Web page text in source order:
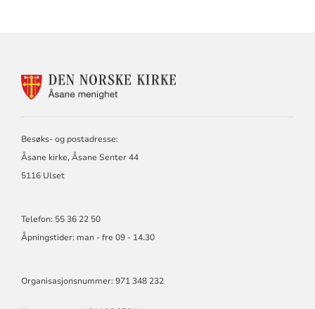
KONTAKTINFORMASJON
Besøks- og postadresse:
Åsane kirke, Åsane Senter 44
5116 Ulset
Telefon: 55 36 22 50
Åpningstider: man - fre 09 - 14.30
Organisasjonsnummer: 971 348 232